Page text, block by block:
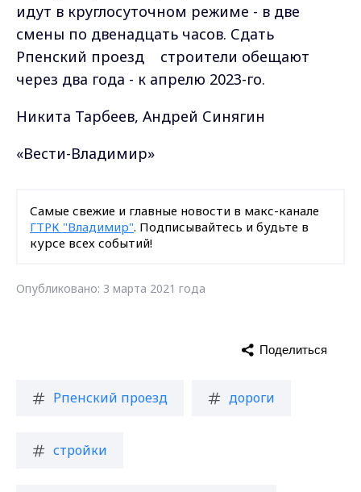
идут в круглосуточном режиме - в две
смены по двенадцать часов. Сдать
Рпенский проезд строители обещают
через два года - к апрелю 2023-го.
Никита Тарбеев, Андрей Синягин
«Вести-Владимир»
Самые свежие и главные новости в макс-канале
ГТРК "Владимир". Подписывайтесь и будьте в
курсе всех событий!
Опубликовано: 3 марта 2021 года
Рпенский проезд дороги
стройки
Поделиться